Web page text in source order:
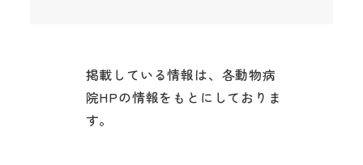
掲載している情報は、各動物病
院HPの情報をもとにしておりま
す。